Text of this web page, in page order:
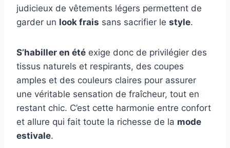
judicieux de vêtements légers permettent de
garder un look frais sans sacrifier le style.
S’habiller en été exige donc de privilégier des
tissus naturels et respirants, des coupes
amples et des couleurs claires pour assurer
une véritable sensation de fraîcheur, tout en
restant chic. C’est cette harmonie entre confort
et allure qui fait toute la richesse de la mode
estivale.